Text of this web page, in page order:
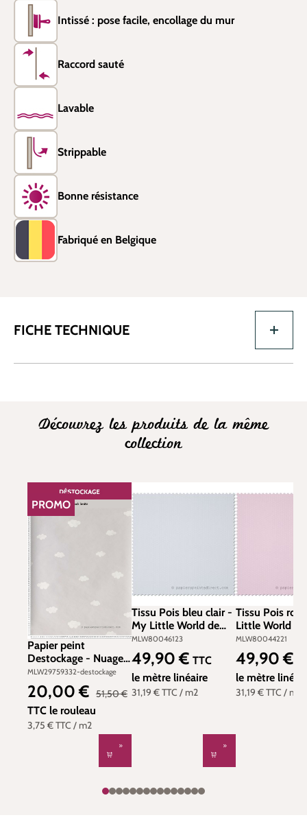
Intissé : pose facile, encollage du mur
Raccord sauté
Lavable
Strippable
Bonne résistance
Fabriqué en Belgique
FICHE TECHNIQUE
Découvrez les produits de la même
collection
RÉDUCTION
PROMO
Papier peint
Destockage - Nuages
gris - My Little World
de Casadéco
MLW29759332-destockage
3,75 €TTC / m2
Prix de vente :
20,00 € Prix régulier :
51,50 €
TTC le rouleau
Tissu Pois bleu clair -
My Little World de
Casadéco
MLW80046123
31,19 €TTC / m2
Prix régulier :
49,90 € TTC
le mètre linéaire
Tissu Pois
Little World de
Casadéco
MLW80044221
31,19 €TTC / m2
Prix régulier :
49,90 €
le mètre